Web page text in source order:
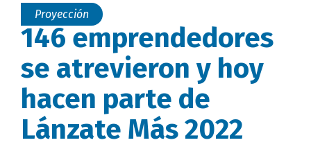
Proyección
146 emprendedores
se atrevieron y hoy
hacen parte de
Lánzate Más 2022